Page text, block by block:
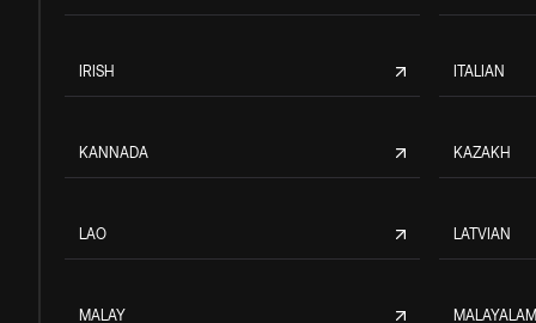
IRISH ITALIAN
KANNADA KAZAKH
LAO LATVIAN
MALAY MALAYALAM